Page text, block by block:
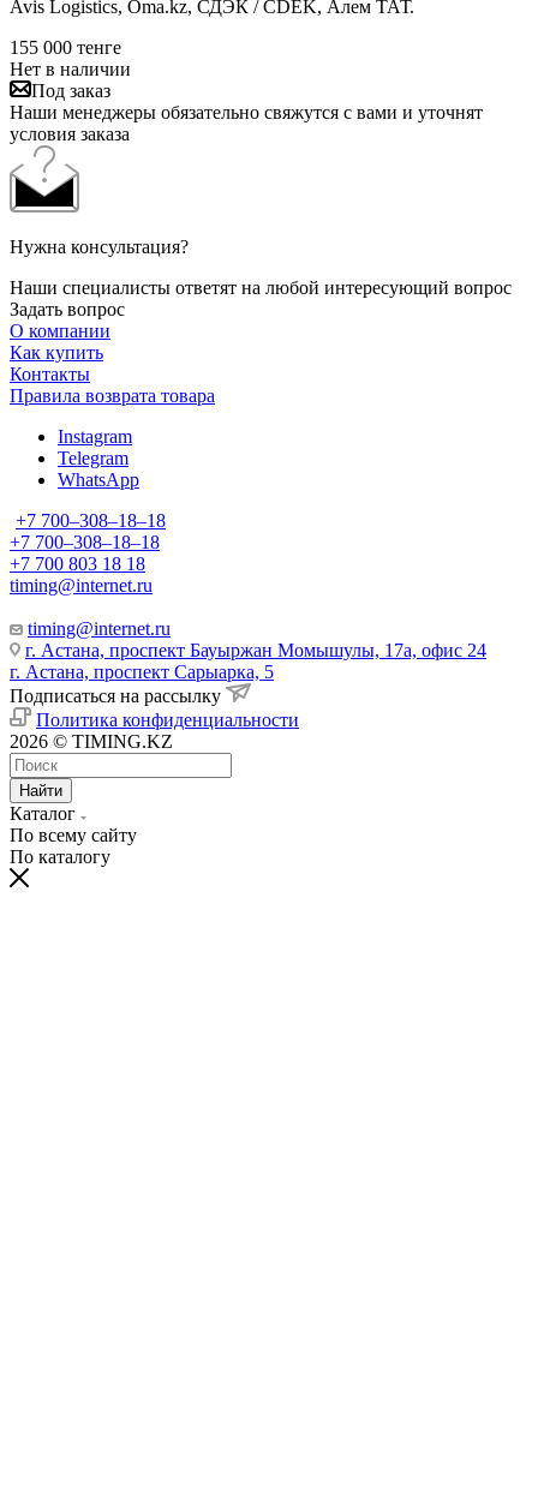
Avis Logistics, Oma.kz, СДЭК / CDEK, Алем ТАТ.
155 000 тенге
Нет в наличии
Под заказ
Наши менеджеры обязательно свяжутся с вами и уточнят
условия заказа
Нужна консультация?
Наши специалисты ответят на любой интересующий вопрос
Задать вопрос
О компании
Как купить
Контакты
Правила возврата товара
Instagram
Telegram
WhatsApp
+7 700‒308‒18‒18
+7 700‒308‒18‒18
+7 700 803 18 18
timing@internet.ru
timing@internet.ru
г. Астана, проспект Бауыржан Момышулы, 17а, офис 24
г. Астана, проспект Сарыарка, 5
Подписаться на рассылку
Политика конфиденциальности
2026 © TIMING.KZ
Найти
Каталог
По всему сайту
По каталогу